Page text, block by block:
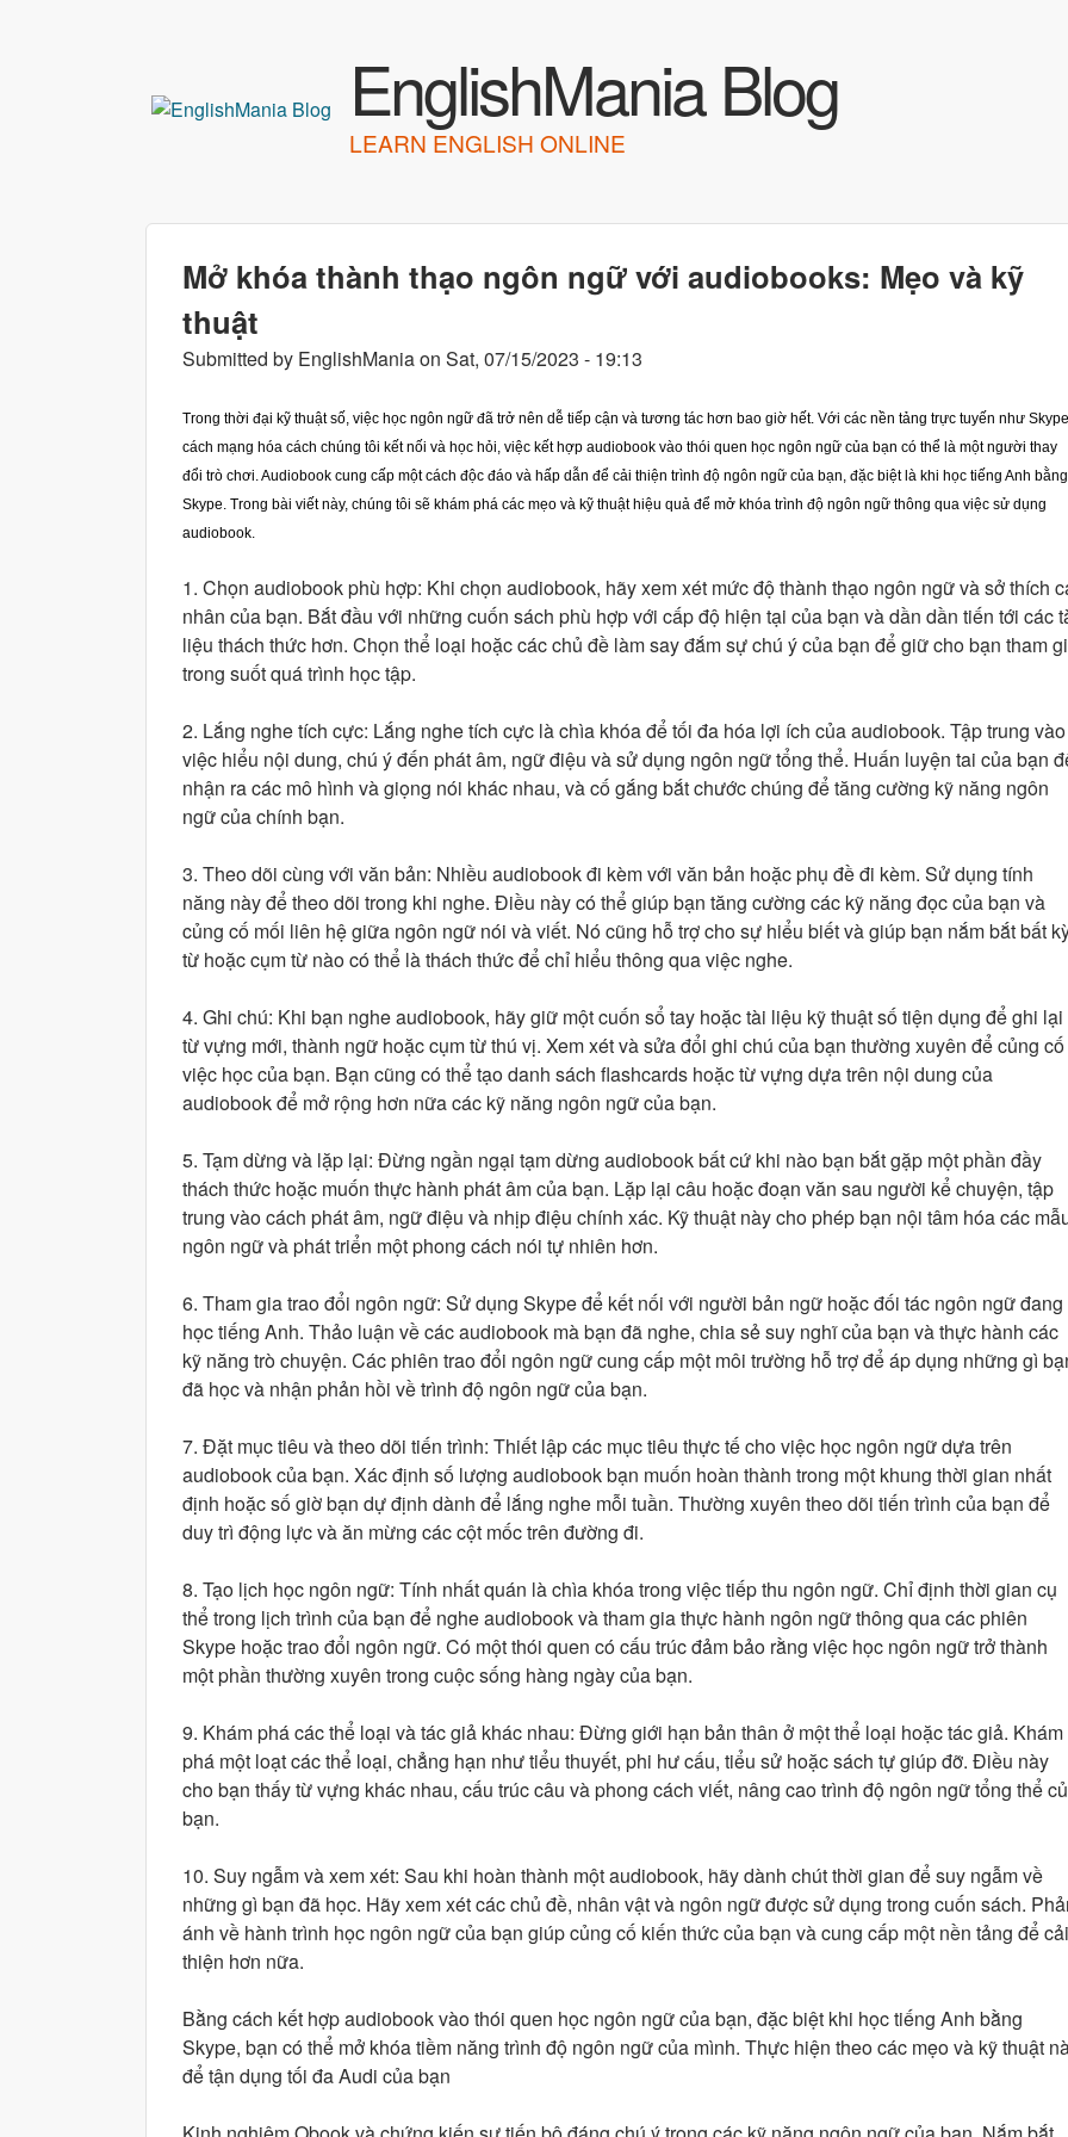
EnglishMania Blog
LEARN ENGLISH ONLINE
Mở khóa thành thạo ngôn ngữ với audiobooks: Mẹo và kỹ
thuật
Submitted by EnglishManiaon Sat, 07/15/2023 - 19:13
Trong thời đại kỹ thuật số, việc học ngôn ngữ đã trở nên dễ tiếp cận và tương tác hơn bao giờ hết. Với các nền tảng trực tuyến như Skype
cách mạng hóa cách chúng tôi kết nối và học hỏi, việc kết hợp audiobook vào thói quen học ngôn ngữ của bạn có thể là một người thay
đổi trò chơi. Audiobook cung cấp một cách độc đáo và hấp dẫn để cải thiện trình độ ngôn ngữ của bạn, đặc biệt là khi học tiếng Anh bằng
Skype. Trong bài viết này, chúng tôi sẽ khám phá các mẹo và kỹ thuật hiệu quả để mở khóa trình độ ngôn ngữ thông qua việc sử dụng
audiobook.
1. Chọn audiobook phù hợp: Khi chọn audiobook, hãy xem xét mức độ thành thạo ngôn ngữ và sở thích
nhân của bạn. Bắt đầu với những cuốn sách phù hợp với cấp độ hiện tại của bạn và dần dần tiến tới các
liệu thách thức hơn. Chọn thể loại hoặc các chủ đề làm say đắm sự chú ý của bạn để giữ cho bạn tham
trong suốt quá trình học tập.
2. Lắng nghe tích cực: Lắng nghe tích cực là chìa khóa để tối đa hóa lợi ích của audiobook. Tập trung vào
việc hiểu nội dung, chú ý đến phát âm, ngữ điệu và sử dụng ngôn ngữ tổng thể. Huấn luyện tai của bạn
nhận ra các mô hình và giọng nói khác nhau, và cố gắng bắt chước chúng để tăng cường kỹ năng ngôn
ngữ của chính bạn.
3. Theo dõi cùng với văn bản: Nhiều audiobook đi kèm với văn bản hoặc phụ đề đi kèm. Sử dụng tính
năng này để theo dõi trong khi nghe. Điều này có thể giúp bạn tăng cường các kỹ năng đọc của bạn và
củng cố mối liên hệ giữa ngôn ngữ nói và viết. Nó cũng hỗ trợ cho sự hiểu biết và giúp bạn nắm bắt bất
từ hoặc cụm từ nào có thể là thách thức để chỉ hiểu thông qua việc nghe.
4. Ghi chú: Khi bạn nghe audiobook, hãy giữ một cuốn sổ tay hoặc tài liệu kỹ thuật số tiện dụng để ghi lại
từ vựng mới, thành ngữ hoặc cụm từ thú vị. Xem xét và sửa đổi ghi chú của bạn thường xuyên để củng cố
việc học của bạn. Bạn cũng có thể tạo danh sách flashcards hoặc từ vựng dựa trên nội dung của
audiobook để mở rộng hơn nữa các kỹ năng ngôn ngữ của bạn.
5. Tạm dừng và lặp lại: Đừng ngần ngại tạm dừng audiobook bất cứ khi nào bạn bắt gặp một phần đầy
thách thức hoặc muốn thực hành phát âm của bạn. Lặp lại câu hoặc đoạn văn sau người kể chuyện, tập
trung vào cách phát âm, ngữ điệu và nhịp điệu chính xác. Kỹ thuật này cho phép bạn nội tâm hóa các
ngôn ngữ và phát triển một phong cách nói tự nhiên hơn.
6. Tham gia trao đổi ngôn ngữ: Sử dụng Skype để kết nối với người bản ngữ hoặc đối tác ngôn ngữ đang
học tiếng Anh. Thảo luận về các audiobook mà bạn đã nghe, chia sẻ suy nghĩ của bạn và thực hành các
kỹ năng trò chuyện. Các phiên trao đổi ngôn ngữ cung cấp một môi trường hỗ trợ để áp dụng những gì
đã học và nhận phản hồi về trình độ ngôn ngữ của bạn.
7. Đặt mục tiêu và theo dõi tiến trình: Thiết lập các mục tiêu thực tế cho việc học ngôn ngữ dựa trên
audiobook của bạn. Xác định số lượng audiobook bạn muốn hoàn thành trong một khung thời gian nhất
định hoặc số giờ bạn dự định dành để lắng nghe mỗi tuần. Thường xuyên theo dõi tiến trình của bạn để
duy trì động lực và ăn mừng các cột mốc trên đường đi.
8. Tạo lịch học ngôn ngữ: Tính nhất quán là chìa khóa trong việc tiếp thu ngôn ngữ. Chỉ định thời gian cụ
thể trong lịch trình của bạn để nghe audiobook và tham gia thực hành ngôn ngữ thông qua các phiên
Skype hoặc trao đổi ngôn ngữ. Có một thói quen có cấu trúc đảm bảo rằng việc học ngôn ngữ trở thành
một phần thường xuyên trong cuộc sống hàng ngày của bạn.
9. Khám phá các thể loại và tác giả khác nhau: Đừng giới hạn bản thân ở một thể loại hoặc tác giả. Khám
phá một loạt các thể loại, chẳng hạn như tiểu thuyết, phi hư cấu, tiểu sử hoặc sách tự giúp đỡ. Điều này
cho bạn thấy từ vựng khác nhau, cấu trúc câu và phong cách viết, nâng cao trình độ ngôn ngữ tổng thể
bạn.
10. Suy ngẫm và xem xét: Sau khi hoàn thành một audiobook, hãy dành chút thời gian để suy ngẫm về
những gì bạn đã học. Hãy xem xét các chủ đề, nhân vật và ngôn ngữ được sử dụng trong cuốn sách.
ánh về hành trình học ngôn ngữ của bạn giúp củng cố kiến ​​thức của bạn và cung cấp một nền tảng để cải
thiện hơn nữa.
Bằng cách kết hợp audiobook vào thói quen học ngôn ngữ của bạn, đặc biệt khi học tiếng Anh bằng
Skype, bạn có thể mở khóa tiềm năng trình độ ngôn ngữ của mình. Thực hiện theo các mẹo và kỹ thuật
để tận dụng tối đa Audi của bạn